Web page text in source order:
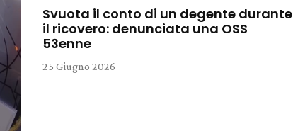
Svuota il conto di un degente durante
il ricovero: denunciata una OSS
53enne
25 Giugno 2026